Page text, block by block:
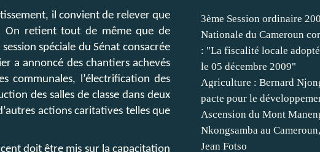
il convient de relever que
On retient tout de même que de
spéciale du Sénat consacrée
a annoncé des chantiers achevés
communales, l’électrification des
des salles de classe dans deux
actions caritatives telles que
doit être mis sur la capacitation
3ème Session ordinaire
Nationale du Cameroun
: "La fiscalité locale
le 05 décembre 2009"
Agriculture : Bernard
pacte pour le
Ascension du Mont
Nkongsamba au
Jean Fotso